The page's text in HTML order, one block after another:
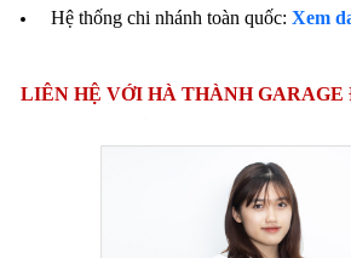
Hệ thống chi nhánh toàn quốc: Xem
LIÊN HỆ VỚI HÀ THÀNH